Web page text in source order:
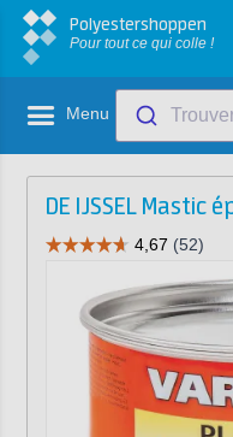
Polyestershoppen
Pour tout ce qui colle !
Menu
DE IJSSEL Mastic